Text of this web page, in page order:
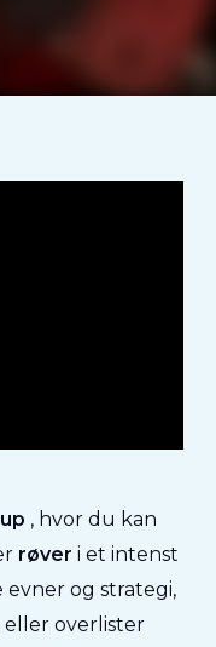
, hvor du kan
røver i et intenst
evner og strategi,
eller overlister